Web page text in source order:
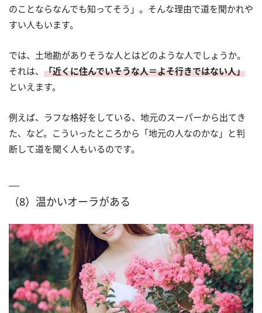
のことならなんでも知ってそう」。そんな理由で道を聞かれや
すい人もいます。
では、土地勘がありそうな人とはどのような人でしょうか。
それは、 「近くに住んでいそうな人＝よそ行きではない人」
といえます。
例えば、ラフな格好をしている、地元のスーパーから出てき
た、など。こういったところから「地元の人なのかな」と判
断して道を聞く人もいるのです。
（8）温かいオーラがある